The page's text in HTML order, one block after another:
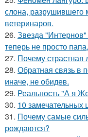
слона, разрушившего
ветеринаров.
26. Звезда
теперь не просто
27. Почему страстная
28. Обратная связь в
иначе, не обидев.
29. Реальность "А я
30. 10 замечательных
31. Почему самые
рождаются?